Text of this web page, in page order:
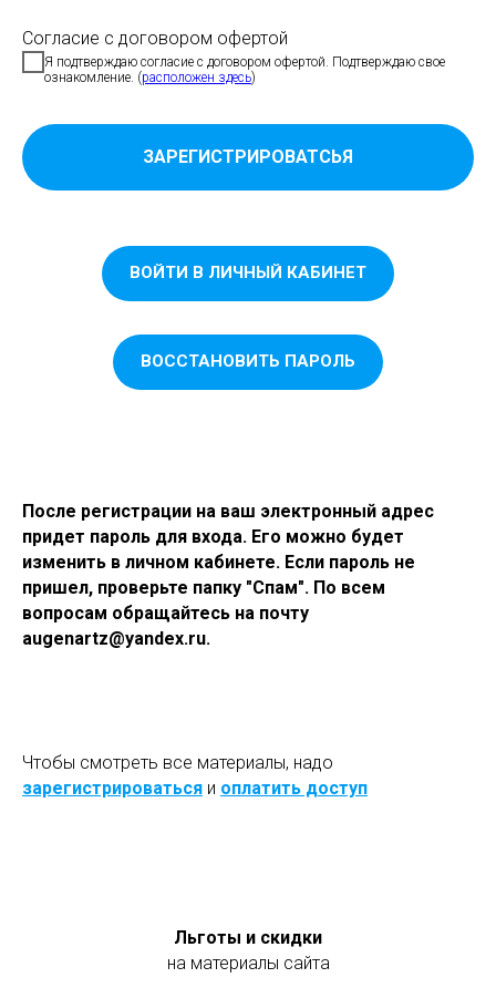
Согласие с договором офертой
Я подтверждаю согласие с договором офертой. Подтверждаю свое
ознакомление. (расположен здесь)
ЗАРЕГИСТРИРОВАТСЬЯ
ВОЙТИ В ЛИЧНЫЙ КАБИНЕТ
ВОССТАНОВИТЬ ПАРОЛЬ
После регистрации на ваш электронный адрес
придет пароль для входа. Его можно будет
изменить в личном кабинете. Если пароль не
пришел, проверьте папку "Спам". По всем
вопросам обращайтесь на почту
augenartz@yandex.ru.
Чтобы смотреть все материалы, надо
зарегистрироваться и оплатить доступ
Льготы и скидки
на материалы сайта